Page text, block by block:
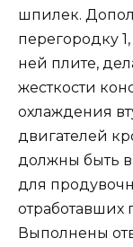
шпилек.
перегородку
ней плите,
жесткости
охлаждения
двигателей
должны быть
для
отработавших
Выполнены